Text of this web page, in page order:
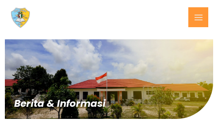
konten
Berita & Informasi